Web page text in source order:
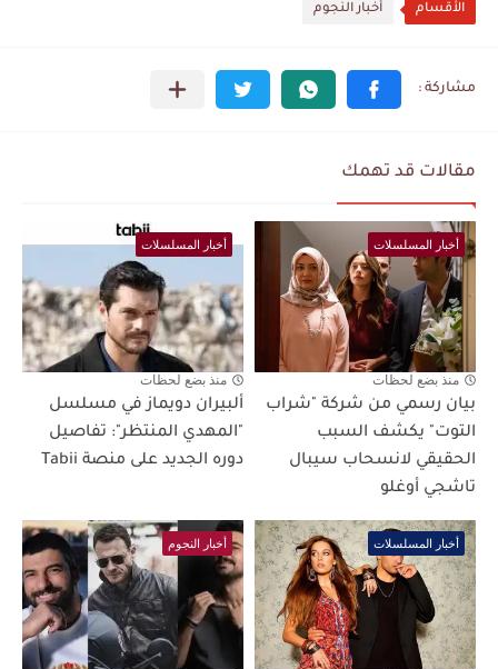
الأقسام أخبار النجوم
مقالات قد تهمك
أخبار المسلسلات
منذ بضع لحظات
بيان رسمي من شركة "شراب
التوت" يكشف السبب
الحقيقي لانسحاب سيبال
تاشجي أوغلو
أخبار المسلسلات
منذ بضع لحظات
ألبيران دويماز في مسلسل
"المهدي المنتظر": تفاصيل
دوره الجديد على منصة Tabii
أخبار المسلسلات أخبار النجوم